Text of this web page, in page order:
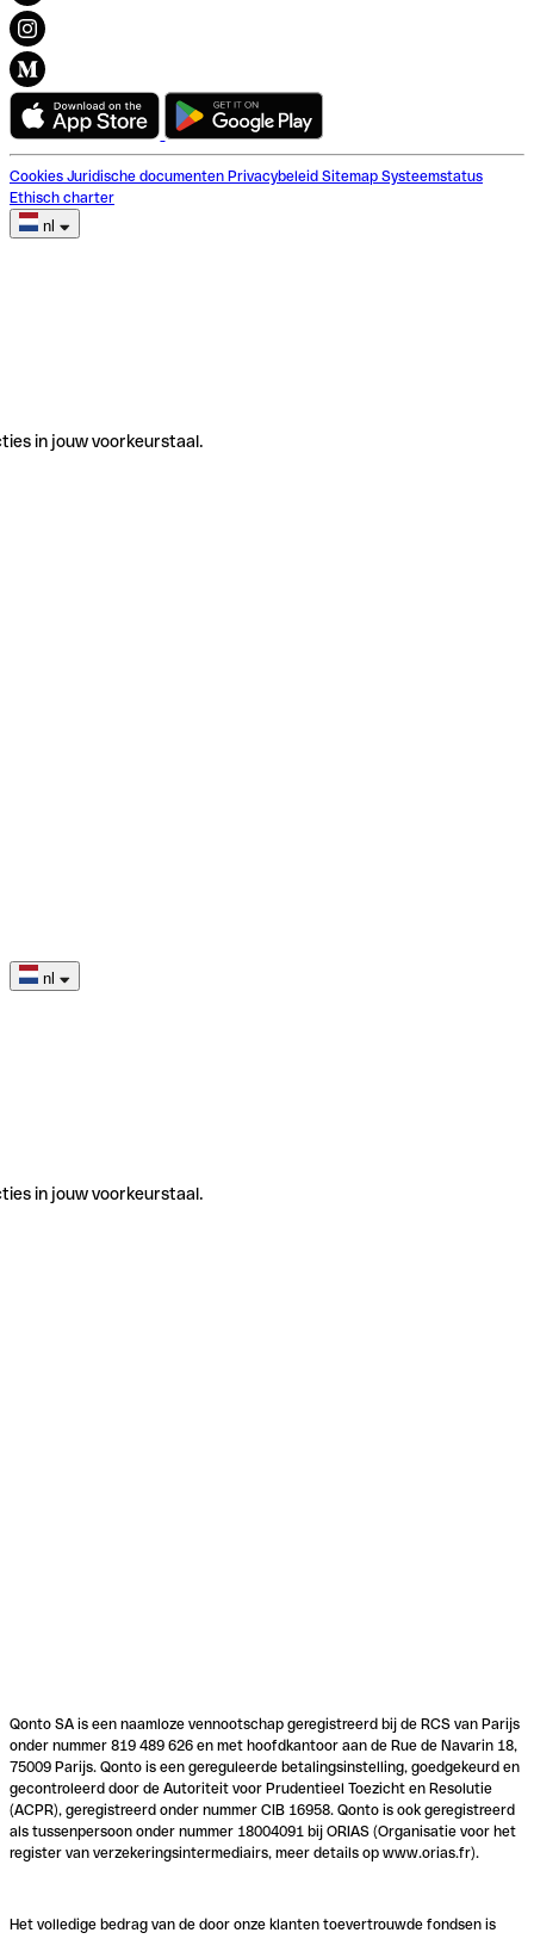
Cookies Juridische documenten Privacybeleid Sitemap Systeemstatus
Ethisch charter
nl
in jouw voorkeurstaal.
nl
in jouw voorkeurstaal.
Qonto SA is een naamloze vennootschap geregistreerd bij de RCS van Parijs
onder nummer 819 489 626 en met hoofdkantoor aan de Rue de Navarin 18,
75009 Parijs. Qonto is een gereguleerde betalingsinstelling, goedgekeurd en
gecontroleerd door de Autoriteit voor Prudentieel Toezicht en Resolutie
(ACPR), geregistreerd onder nummer CIB 16958. Qonto is ook geregistreerd
als tussenpersoon onder nummer 18004091 bij ORIAS (Organisatie voor het
register van verzekeringsintermediairs, meer details op www.orias.fr).
Het volledige bedrag van de door onze klanten toevertrouwde fondsen is